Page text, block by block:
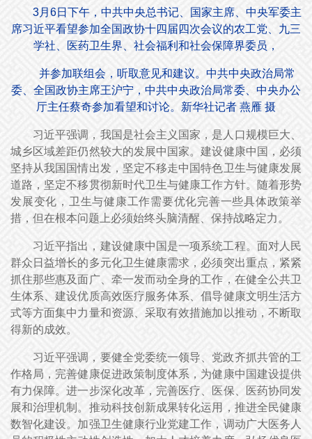
3月6日下午，中共中央总书记、国家主席、中央军委主
席习近平看望参加全国政协十四届四次会议的农工党、九三
学社、医药卫生界、社会福利和社会保障界委员，
并参加联组会，听取意见和建议。中共中央政治局常
委、全国政协主席王沪宁，中共中央政治局常委、中央办公
厅主任蔡奇参加看望和讨论。新华社记者 燕雁 摄
习近平强调，我国是社会主义国家，是人口规模巨大、
城乡区域差距仍然较大的发展中国家。建设健康中国，必须
坚持从我国国情出发，坚定不移走中国特色卫生与健康发展
道路，坚定不移贯彻新时代卫生与健康工作方针。随着形势
发展变化，卫生与健康工作需要优化完善一些具体政策举
措，但在根本问题上必须始终头脑清醒、保持战略定力。
习近平指出，建设健康中国是一项系统工程。面对人民
群众日益增长的多元化卫生健康需求，必须突出重点，紧紧
抓住那些惠及面广、牵一发而动全身的工作，在健全公共卫
生体系、建设优质高效医疗服务体系、倡导健康文明生活方
式等方面集中力量和资源、采取有效措施加以推动，不断取
得新的成效。
习近平强调，要健全党委统一领导、党政齐抓共管的工
作格局，完善健康促进政策制度体系，为健康中国建设提供
有力保障。进一步深化改革，完善医疗、医保、医药协同发
展和治理机制。推动科技创新成果转化运用，推进全民健康
数智化建设。加强卫生健康行业党建工作，调动广大医务人